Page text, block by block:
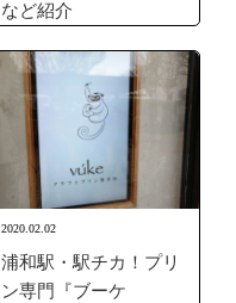
など紹介
2020.02.02
浦和駅・駅チカ！プリ
ン専門『ブーケ